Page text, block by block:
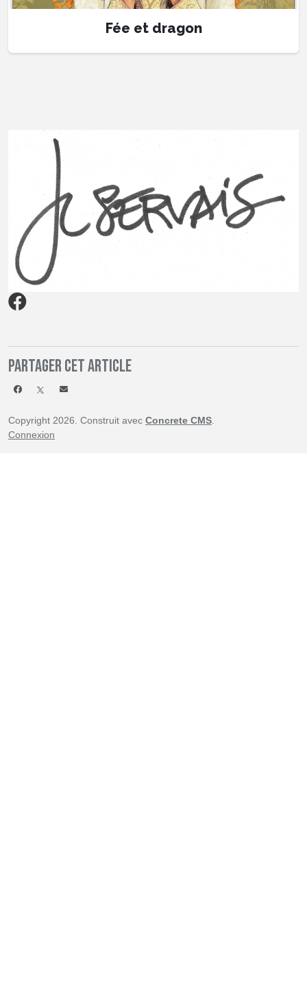
Fée et dragon
Partager cet article
Copyright 2026. Construit avec Concrete CMS
Connexion